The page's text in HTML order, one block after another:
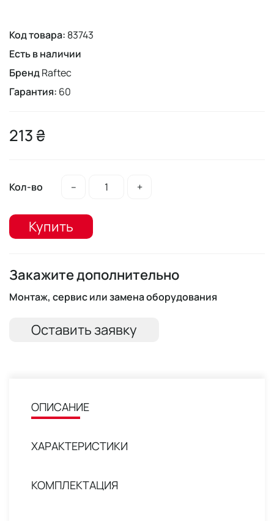
Код товара: 83743
Есть в наличии
БрендRaftec
Гарантия: 60
213 ₴
Кол-во – +
Купить
Закажите дополнительно
Монтаж, сервис или замена оборудования
Оставить заявку
ОПИСАНИЕ
ХАРАКТЕРИСТИКИ
КОМПЛЕКТАЦИЯ